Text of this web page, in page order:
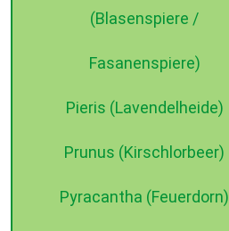
(Blasenspiere /
Fasanenspiere)
Pieris (Lavendelheide)
Prunus (Kirschlorbeer)
Pyracantha (Feuerdorn)